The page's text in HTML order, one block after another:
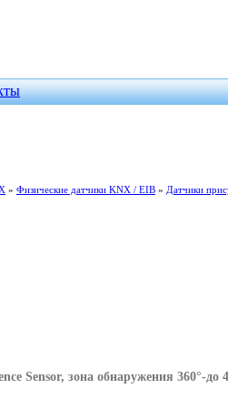
» Физические датчики KNX / EIB » Датчики
Sensor, зона обнаружения 360°-